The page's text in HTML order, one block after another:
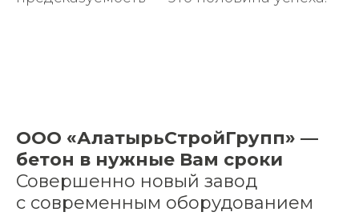
ООО «АлатырьСтройГрупп» —
бетон в нужные Вам сроки
Совершенно новый завод
с современным оборудованием
и соглашаетесь с
политикой
конфиденциальности
Связаться с нами